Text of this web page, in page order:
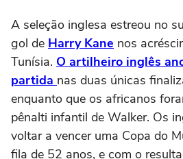
A seleção inglesa estreou no
gol de Harry Kane nos
Tunísia. O artilheiro inglês
partida nas duas únicas
enquanto que os africanos
pênalti infantil de Walker. Os
voltar a vencer uma Copa do
fila de 52 anos, e com o